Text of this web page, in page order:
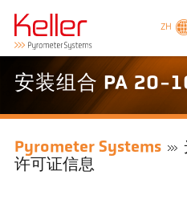
ZH
安装组合 PA 20-
Pyrometer Systems
许可证信息